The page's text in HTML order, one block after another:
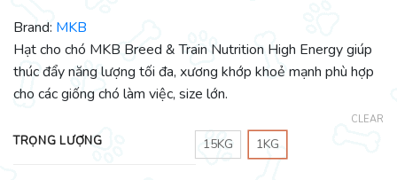
Brand: MKB
Hạt cho chó MKB Breed & Train Nutrition High Energy giúp
thúc đẩy năng lượng tối đa, xương khớp khoẻ mạnh phù hợp
cho các giống chó làm việc, size lớn.
TRỌNG LƯỢNG 15KG 1KG
CLEAR